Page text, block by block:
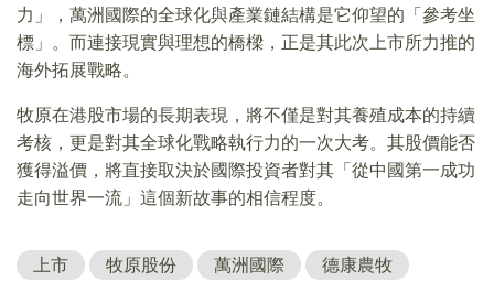
力」，萬洲國際的全球化與產業鏈結構是它仰望的「參考坐
標」。而連接現實與理想的橋樑，正是其此次上市所力推的
海外拓展戰略。
牧原在港股市場的長期表現，將不僅是對其養殖成本的持續
考核，更是對其全球化戰略執行力的一次大考。其股價能否
獲得溢價，將直接取決於國際投資者對其「從中國第一成功
走向世界一流」這個新故事的相信程度。
上市 牧原股份 萬洲國際 德康農牧